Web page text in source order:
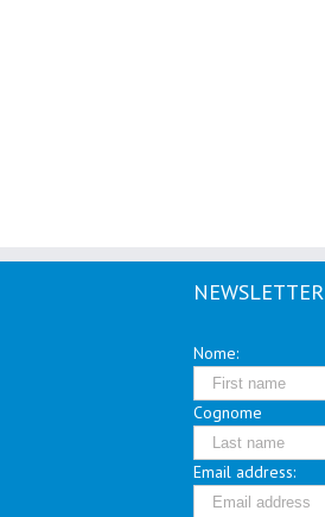
NEWSLETTER
Nome:
Cognome
Email address: